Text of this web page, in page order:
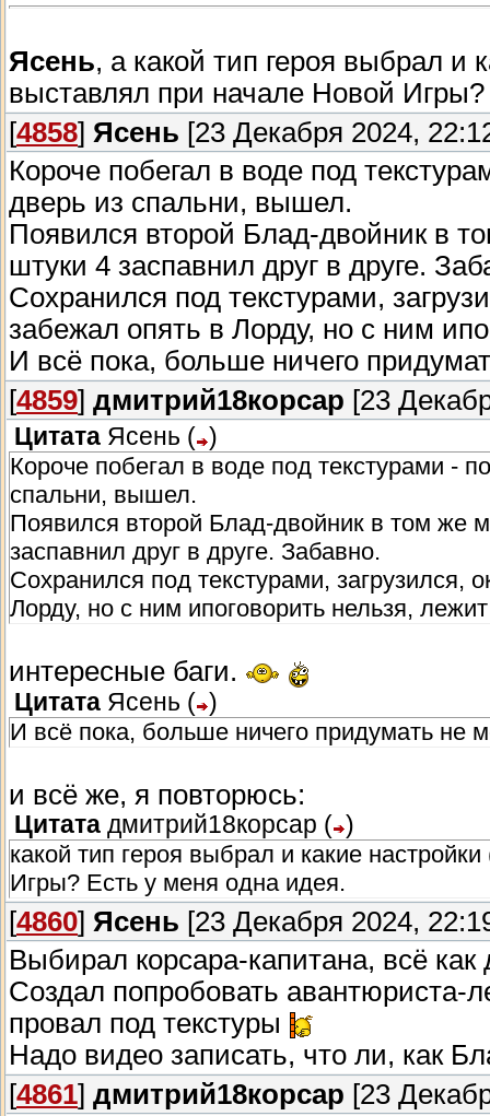
Ясень, а какой тип героя выбрал и
выставлял при начале Новой
[4858] Ясень [23 Декабря 2024,
Короче побегал в воде под
дверь из спальни, вышел.
Появился второй Блад-двойник в
штуки 4 заспавнил друг в друге.
Сохранился под текстурами,
забежал опять в Лорду, но с ним
И всё пока, больше ничего
[4859] дмитрий18корсар [23
Цитата Ясень ( )
Короче побегал в воде под текстурами -
спальни, вышел.
Появился второй Блад-двойник в том же
заспавнил друг в друге. Забавно.
Сохранился под текстурами, загрузился,
Лорду, но с ним ипоговорить нельзя,
интересные баги.
Цитата Ясень ( )
И всё пока, больше ничего придумать не
и всё же, я повторюсь:
Цитата дмитрий18корсар ( )
какой тип героя выбрал и какие
Игры? Есть у меня одна идея.
[4860] Ясень [23 Декабря 2024,
Выбирал корсара-капитана, всё как
Создал попробовать авантюриста-
провал под текстуры
Надо видео записать, что ли, как
[4861] дмитрий18корсар [23